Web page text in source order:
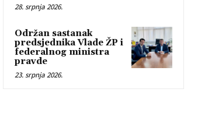
28. srpnja 2026.
Održan sastanak
predsjednika Vlade ŽP i
federalnog ministra
pravde
23. srpnja 2026.